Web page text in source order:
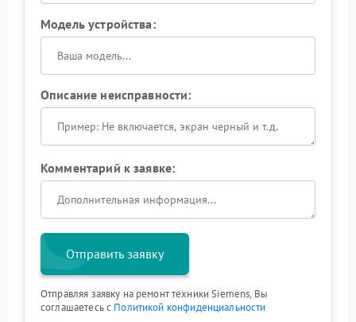
Модель устройства:
Описание неисправности:
Комментарий к заявке:
Отправить заявку
Отправляя заявку на ремонт техники Siemens, Вы
соглашаетесь с Политикой конфиденциальности